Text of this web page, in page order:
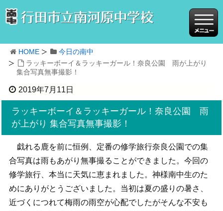
HOME
今日の南中
ラッキーボーイ＆ラッキーガール！奈良公園 雨が上がり
集合写真無事撮影！
2019年7月11日
ラッキーボーイ＆ラッキーガール！奈良公園 雨
が上がり 集合写真無事撮影！
戯れる鹿を前に恒例、定番の修学旅行奈良公園での集
合写真は雨もあがり無事撮ることができました。今回の
修学旅行、本当に天気に恵まれました。神様南中生のた
めにありがとうございました。当初は夏の盛りの暑さ、
近づくにつれて梅雨の雨空が心配でしたがそんな不安も